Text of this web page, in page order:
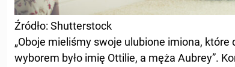
Źródło: Shutterstock
„Oboje mieliśmy swoje ulubione imiona,
wyborem było imię Ottilie, a męża Aubrey”.